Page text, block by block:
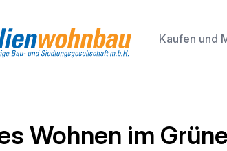
Kaufen und
Wohnen im